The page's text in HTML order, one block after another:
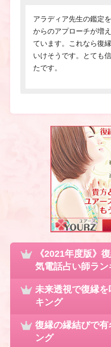
アラディア先生の鑑定
からのアプローチが増
ています。これなら復
いけそうです。とても
たです。
《2021年度版》
気電話占い師ラン
未来透視で復縁
キング
復縁の縁結びで
ング